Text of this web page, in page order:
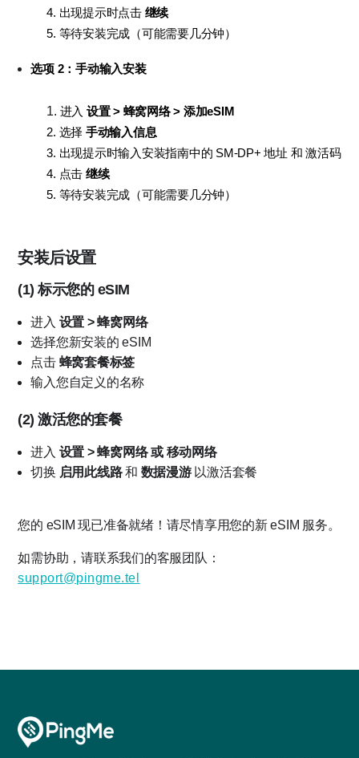
4. 出现提示时点击 继续
5. 等待安装完成（可能需要几分钟）
选项 2：手动输入安装
进入 设置 > 蜂窝网络 > 添加eSIM
2. 选择 手动输入信息
3. 出现提示时输入安装指南中的 SM-DP+ 地址 和 激活码
4. 点击 继续
5. 等待安装完成（可能需要几分钟）
安装后设置
(1)标示您的 eSIM
进入 设置 > 蜂窝网络
选择您新安装的 eSIM
点击 蜂窝套餐标签
输入您自定义的名称
(2)激活您的套餐
进入 设置 > 蜂窝网络 或 移动网络
切换 启用此线路和 数据漫游以激活套餐
您的 eSIM 现已准备就绪！请尽情享用您的新 eSIM 服务。
如需协助，请联系我们的客服团队：
support@pingme.tel